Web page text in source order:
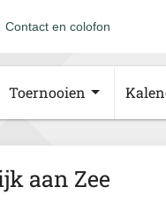
Contact en colofon
Toernooien
aan Zee